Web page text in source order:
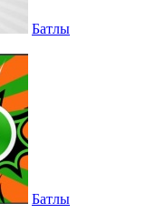
Батлы
Батлы